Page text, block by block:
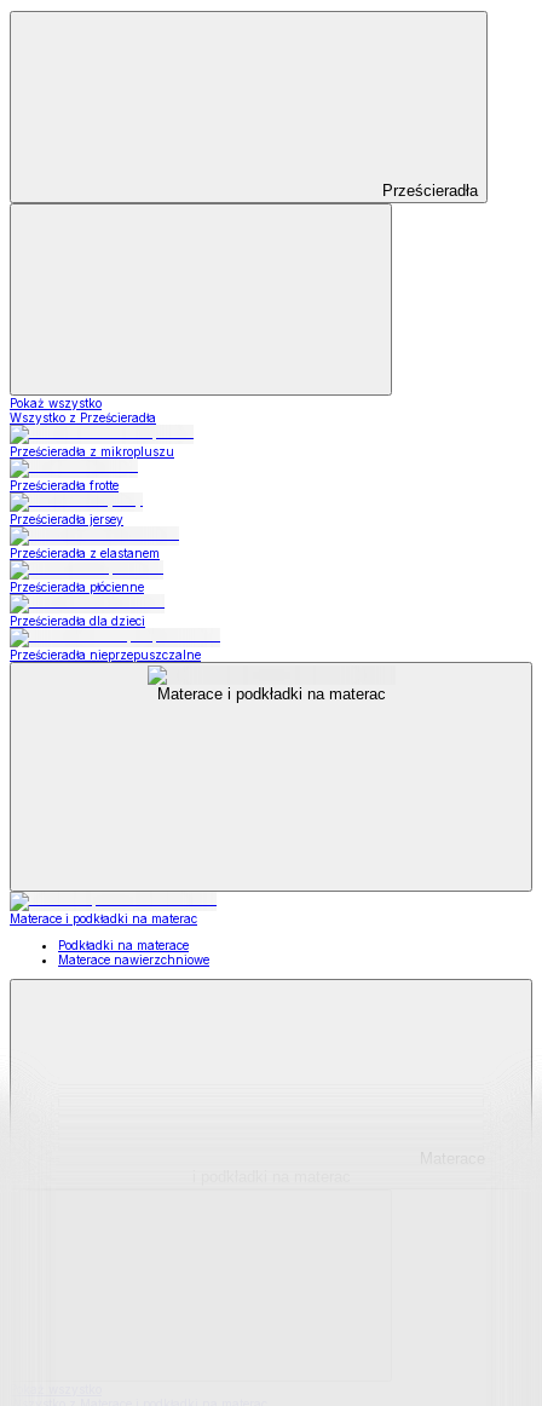
Prześcieradła
Pokaż wszystko
Wszystko z Prześcieradła
Prześcieradła z mikropluszu
Prześcieradła frotte
Prześcieradła jersey
Prześcieradła z elastanem
Prześcieradła płócienne
Prześcieradła dla dzieci
Prześcieradła nieprzepuszczalne
Materace i podkładki na materac
Materace i podkładki na materac
Podkładki na materace
Materace nawierzchniowe